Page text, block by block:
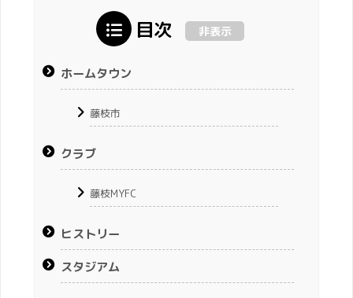
目次 非表示
ホームタウン
藤枝市
クラブ
藤枝MYFC
ヒストリー
スタジアム